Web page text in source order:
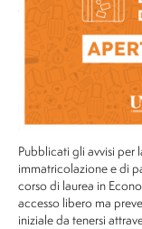
Pubblicati gli avvisi per
immatricolazione e di
corso di laurea in
accesso libero ma
iniziale da tenersi